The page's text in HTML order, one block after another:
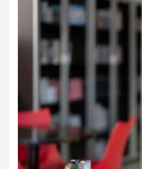
/漫画